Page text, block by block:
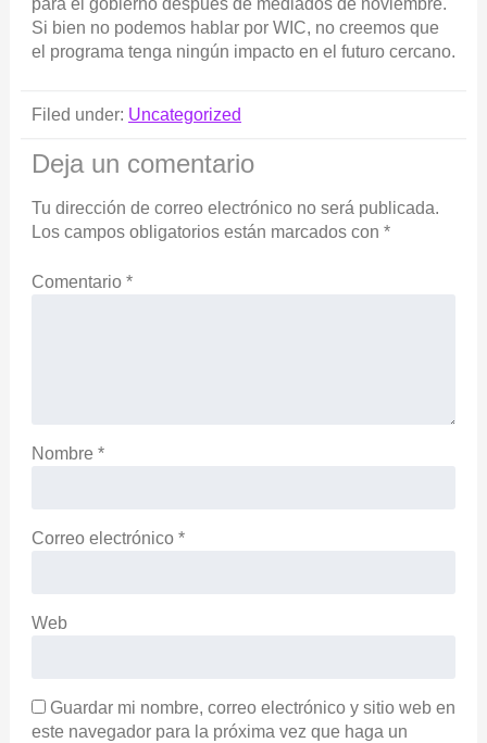
para el gobierno después de mediados de noviembre.
Si bien no podemos hablar por WIC, no creemos que
el programa tenga ningún impacto en el futuro cercano.
Filed under: Uncategorized
Deja un comentario
Tu dirección de correo electrónico no será publicada.
Los campos obligatorios están marcados con *
Comentario *
Nombre *
Correo electrónico *
Web
Guardar mi nombre, correo electrónico y sitio web en
este navegador para la próxima vez que haga un